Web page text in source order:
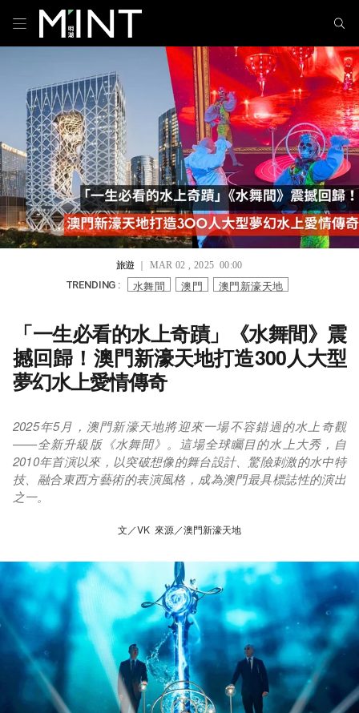
旅遊｜ MAR 02 , 2025 00:00
TRENDING : 水舞間 澳門 澳門新濠天地
「一生必看的水上奇蹟」《水舞間》震
撼回歸！澳門新濠天地打造300人大型
夢幻水上愛情傳奇
2025年5月，澳門新濠天地將迎來一場不容錯過的水上奇觀
——全新升級版《水舞間》。這場全球矚目的水上大秀，自
2010年首演以來，以突破想像的舞台設計、驚險刺激的水中特
技、融合東西方藝術的表演風格，成為澳門最具標誌性的演出
之一。
文／VK 來源／澳門新濠天地